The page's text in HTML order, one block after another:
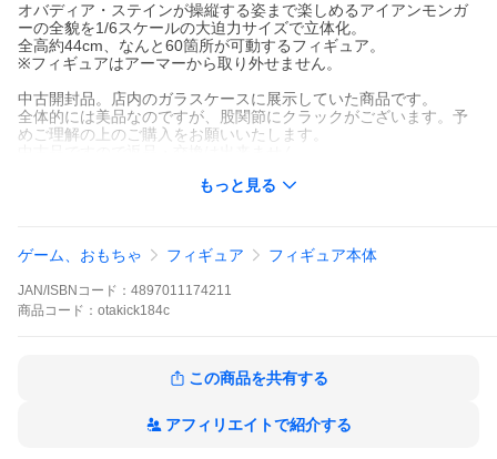
オバディア・ステインが操縦する姿まで楽しめるアイアンモンガ
ーの全貌を1/6スケールの大迫力サイズで立体化。
全高約44cm、なんと60箇所が可動するフィギュア。
※フィギュアはアーマーから取り外せません。
中古開封品。店内のガラスケースに展示していた商品です。
全体的には美品なのですが、股関節にクラックがございます。予
めご理解の上のご購入をお願いいたします。
もっと見る
ゲーム、おもちゃ フィギュア フィギュア本体
JAN/ISBNコード： 4897011174211
商品 コード： otakick184c
この商品を共有する
アフィリエイトで紹介する